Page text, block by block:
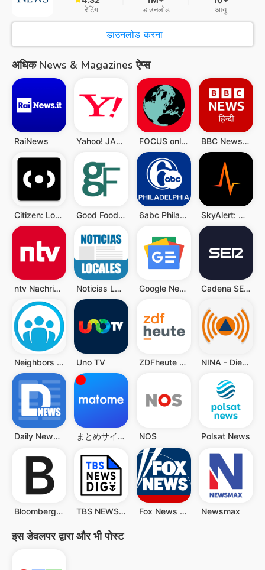
रेटिंग डाउनलोड आयु
डाउनलोड करना
अधिक News & Magazines ऐप्स
RaiNews Yahoo! JAPAN FOCUS online Nachrichten BBC News Hindi
Citizen: Local Safety Alerts Good Food: Recipe Finder 6abc Philadelphia SkyAlert: Alerta Sísmica
ntv Nachrichten Noticias Locales Google News - Daily Headlines Cadena SER Radio
Neighbors by Ring Uno TV ZDFheute - Nachrichten NINA - Die Warn-App des BBK
Daily News: Local & Alerts まとめサイト 2ちゃんねる・5ちゃんねるMT 2ch・5ch NOS Polsat News
Bloomberg: Finance Market News TBS NEWS DIG 防災・ニュース・天気 by JNN Fox News - Daily Breaking News Newsmax
इस डेवलपर द्वारा और भी पोस्ट